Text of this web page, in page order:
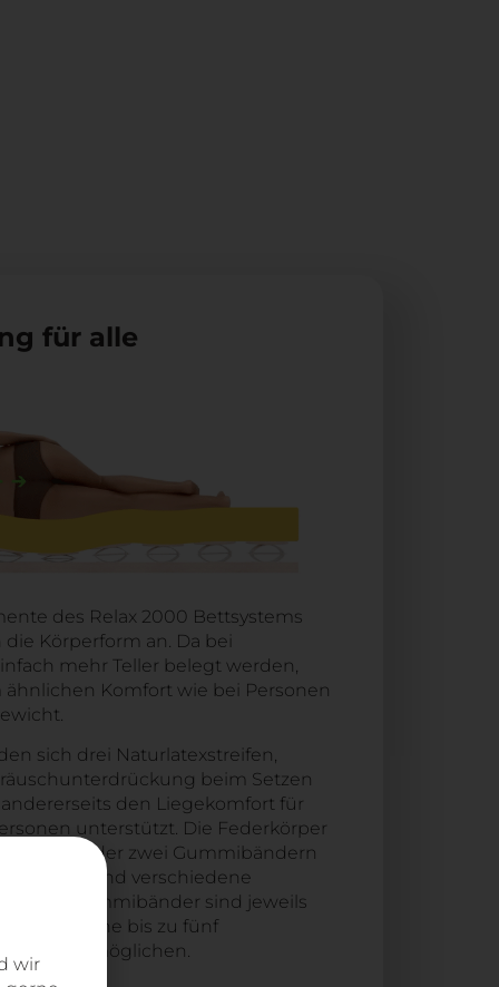
für alle
des Relax 2000 Bettsystems
Körperform an. Da bei
mehr Teller belegt werden,
ähnlichen Komfort wie bei Personen
sich drei Naturlatexstreifen,
beim Setzen
den Liegekomfort für
unterstützt. Die Federkörper
mit ein oder zwei Gummibändern
sind verschiedene
Die Gummibänder sind jeweils
welche bis zu fünf
bis fest ermöglichen.
wir